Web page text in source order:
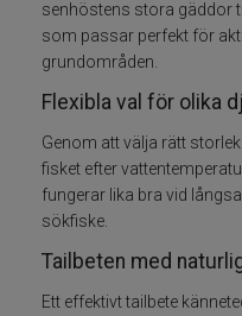
Wobbler
Vibrationsbeten
Ytbete
Gäddspinnare
senhöstens stora gäddor
som passar perfekt för
grundområden.
Flexibla val för olika
Genom att välja rätt
fisket efter
fungerar lika bra vid
sökfiske.
Tailbeten med
Ett effektivt tailbete